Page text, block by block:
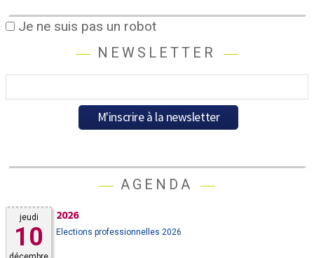
Je ne suis pas un robot
NEWSLETTER
AGENDA
jeudi
10
2026
Elections professionnelles 2026